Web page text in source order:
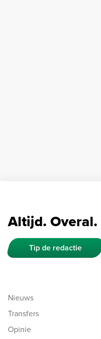
Altijd. Overal.
Tip de redactie
Nieuws
Transfers
Opinie